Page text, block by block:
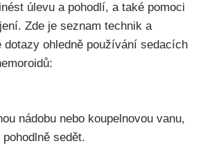
úlevu a‍ pohodlí, a také pomoci
Zde je seznam technik a
dotazy ohledně používání sedacích
nádobu nebo koupelnovou vanu,​
sedět.